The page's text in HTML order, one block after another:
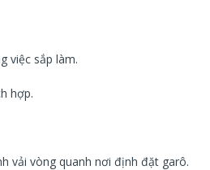
việc sắp làm.
hợp.
vải vòng quanh nơi định đặt garô.